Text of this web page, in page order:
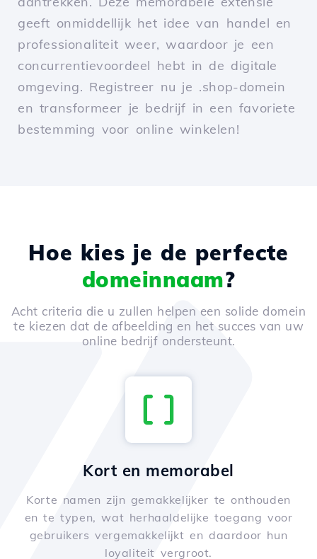
geeft onmiddellijk het idee van handel en
professionaliteit weer, waardoor je een
concurrentievoordeel hebt in de digitale
omgeving. Registreer nu je .shop-domein
en transformeer je bedrijf in een favoriete
bestemming voor online winkelen!
Hoe kies je de perfecte
domeinnaam?
Acht criteria die u zullen helpen een solide domein
te kiezen dat de afbeelding en het succes van uw
online bedrijf ondersteunt.
Kort en memorabel
Korte namen zijn gemakkelijker te onthouden
en te typen, wat herhaaldelijke toegang voor
gebruikers vergemakkelijkt en daardoor hun
loyaliteit vergroot.